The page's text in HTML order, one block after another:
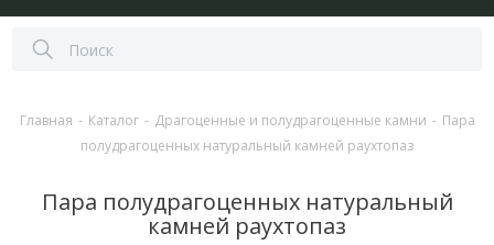
Главная - Каталог - Драгоценные и полудрагоценные камни - Пара
полудрагоценных натуральный камней раухтопаз
Пара полудрагоценных натуральный
камней раухтопаз